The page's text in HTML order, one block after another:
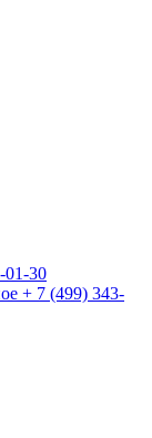
01-30
+ 7 (499) 343-